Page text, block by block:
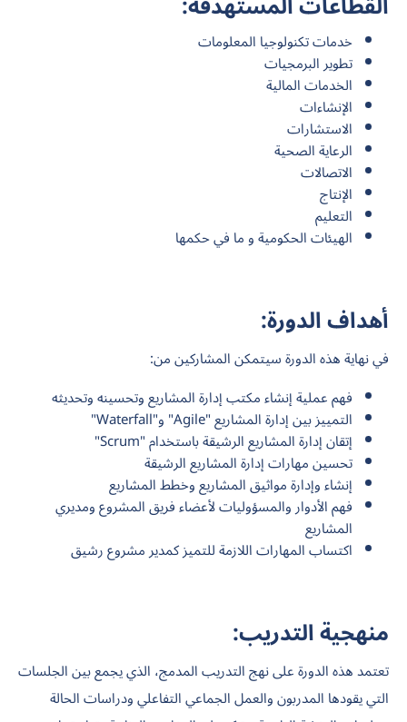
خدمات تكنولوجيا المعلومات
تطوير البرمجيات
الخدمات المالية
الإنشاءات
الاستشارات
الرعاية الصحية
الاتصالات
الإنتاج
التعليم
الهيئات الحكومية و ما في حكمها
أهداف الدورة:
في نهاية هذه الدورة سيتمكن المشاركين من:
فهم عملية إنشاء مكتب إدارة المشاريع وتحسينه وتحديثه
التمييز بين إدارة المشاريع "Agile" و"Waterfall"
إتقان إدارة المشاريع الرشيقة باستخدام "Scrum"
تحسين مهارات إدارة المشاريع الرشيقة
إنشاء وإدارة مواثيق المشاريع وخطط المشاريع
فهم الأدوار والمسؤوليات لأعضاء فريق المشروع ومديري
المشاريع
اكتساب المهارات اللازمة للتميز كمدير مشروع رشيق
منهجية التدريب:
تعتمد هذه الدورة على نهج التدريب المدمج، الذي يجمع بين الجلسات
التي يقودها المدربون والعمل الجماعي التفاعلي ودراسات الحالة